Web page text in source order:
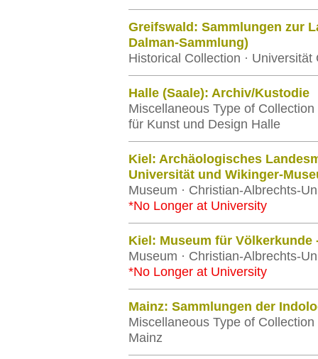
Greifswald: Sammlungen zur
Dalman-Sammlung)
Historical Collection · Universität
Halle (Saale): Archiv/Kustodie
Miscellaneous Type of
für Kunst und Design Halle
Kiel: Archäologisches
Universität und Wikinger-
Museum · Christian-Albrechts-
*No Longer at University
Kiel: Museum für Völkerkunde
Museum · Christian-Albrechts-
*No Longer at University
Mainz: Sammlungen der
Miscellaneous Type of
Mainz